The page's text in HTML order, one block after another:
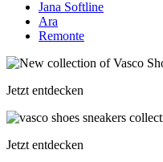
Jana Softline
Ara
Remonte
Jetzt entdecken
Jetzt entdecken